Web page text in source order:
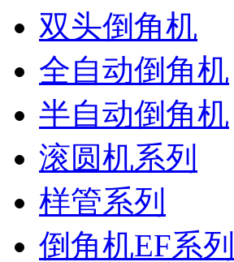
双头倒角机
全自动倒角机
半自动倒角机
滚圆机系列
样管系列
倒角机EF系列